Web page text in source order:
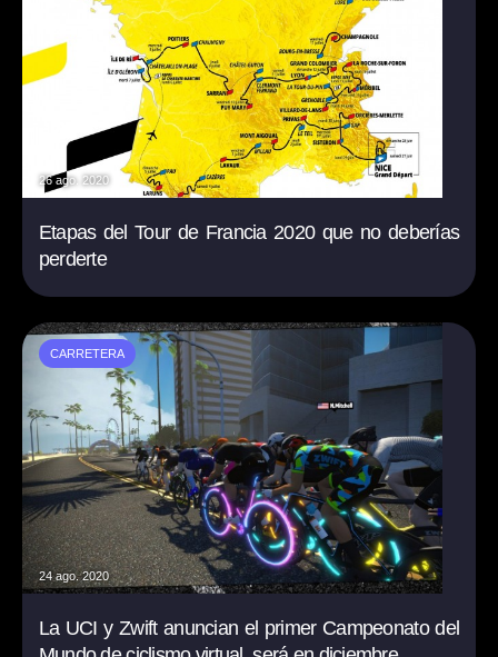
26 ago. 2020
Etapas del Tour de Francia 2020 que no deberías
perderte
CARRETERA
24 ago. 2020
La UCI y Zwift anuncian el primer Campeonato del